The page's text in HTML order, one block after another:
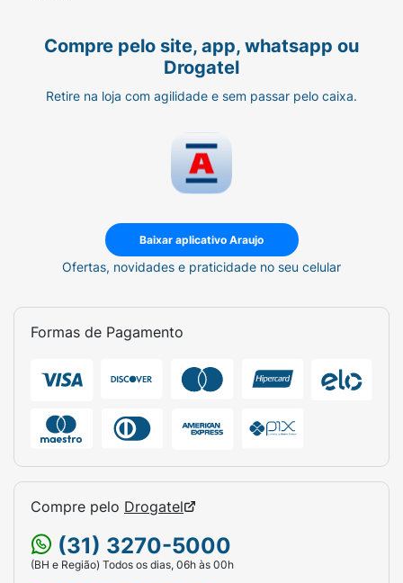
Compre pelo site, app, whatsapp ou
Drogatel
Retire na loja com agilidade e sem passar pelo caixa.
Baixar aplicativo Araujo
Ofertas, novidades e praticidade no seu celular
Formas de Pagamento
Compre pelo Drogatel
(31) 3270-5000
(BH e Região) Todos os dias, 06h às 00h